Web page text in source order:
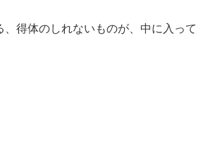
、得体のしれないものが、中に入って